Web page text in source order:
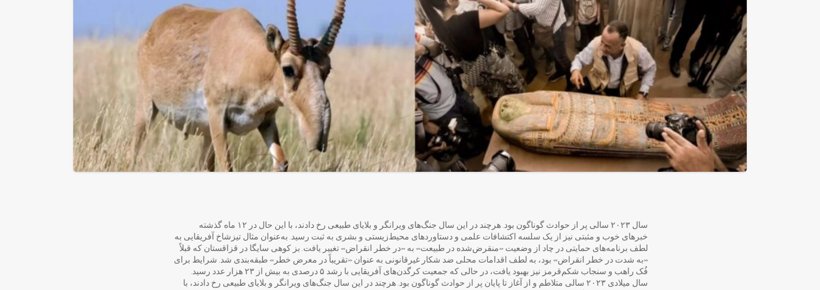
سال ۲۰۲۳ سالی پر از حوادث گوناگون بود. هرچند در این سال جنگ‌های ویرانگر و بلایای طبیعی رخ دادند، با این حال در ۱۲ ماه گذشته
خبر‌های خوب و مثبتی نیز از یک سلسه اکتشافات علمی و دستاورد‌های محیط‌زیستی و بشری به ثبت رسید. به‌عنوان مثال تیزشاخ آفریقایی به
لطف برنامه‌های حمایتی در چاد از وضعیت «منقرض‌شده در طبیعت» به «در خطر انقراض» تغییر یافت. بز کوهی سایگا در قزاقستان که قبلاً
«به شدت در خطر انقراض» بود، به لطف اقدامات محلی ضد شکار غیرقانونی به عنوان «تقریباً در معرض خطر» طبقه‌بندی شد. شرایط برای
فُک راهب و سنجاب شکم‌قرمز نیز بهبود یافت، در حالی که جمعیت کرگدن‌های آفریقایی با رشد ۵ درصدی به بیش از ۲۳ هزار عدد رسید.
سال میلادی ۲۰۲۳ سالی متلاطم و از آغاز تا پایان پر از حوادث گوناگون بود. هرچند در این سال جنگ‌های ویرانگر و بلایای طبیعی رخ دادند، با